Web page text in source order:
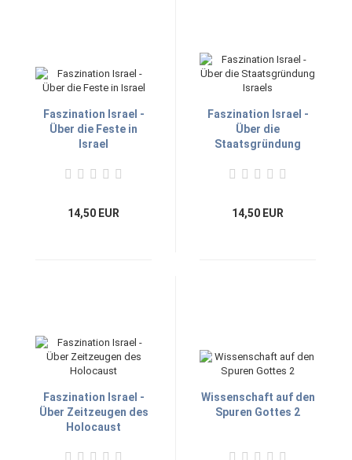
Faszination Israel -
Über die Feste in
Israel
14,50 EUR
Faszination Israel -
Über die
Staatsgründung
14,50 EUR
Faszination Israel -
Über Zeitzeugen des
Holocaust
Wissenschaft auf den
Spuren Gottes 2